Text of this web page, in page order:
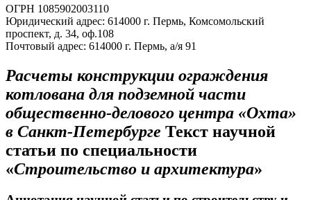
ОГРН 1085902003110
Юридический адрес: 614000 г. Пермь, Комсомольский
проспект, д. 34, оф.108
Почтовый адрес: 614000 г. Пермь, а/я 91
Расчеты конструкции ограждения
котлована для подземной части
общественно-делового центра «Охта»
в Санкт-Петербурге Текст научной
статьи по специальности
«Строительство и архитектура»